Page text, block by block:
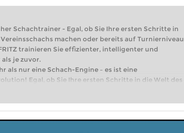
Schachtrainer - Egal, ob Sie Ihre ersten Schritte in
machen oder bereits auf Turnierniveau
trainieren Sie effizienter, intelligenter und
je zuvor.
als nur eine Schach-Engine – es ist eine
Egal, ob Sie Ihre ersten Schritte in die Welt des
machen oder bereits auf Turnierniveau spielen: Mit